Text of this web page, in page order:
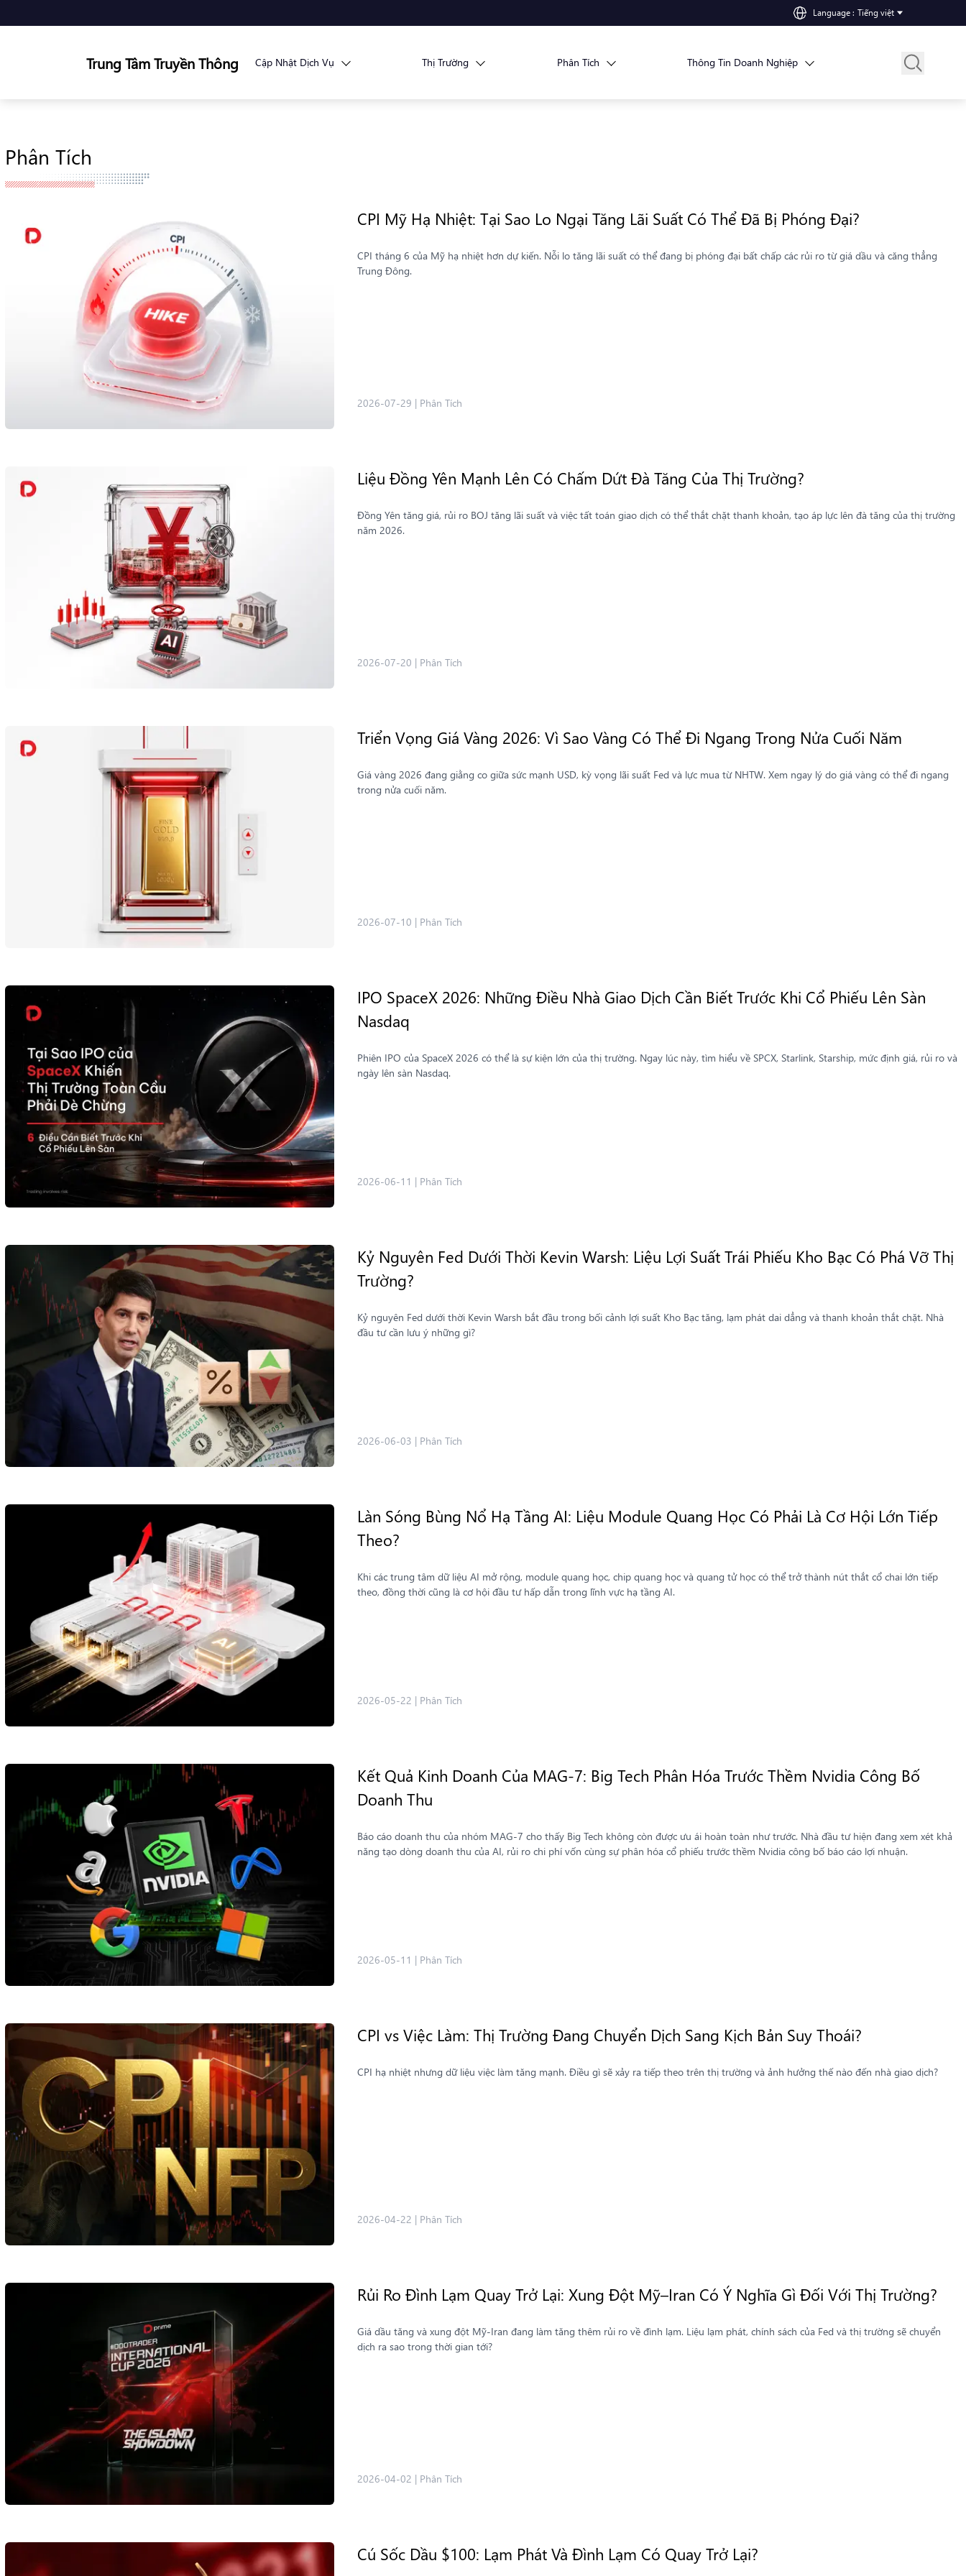
Language : Tiếng việt
Trung Tâm Truyền Thông Cập Nhật Dịch Vụ Thị Trường Phân Tích Thông Tin Doanh Nghiệp
Phân Tích
2026-07-29 | Phân Tích
CPI Mỹ Hạ Nhiệt: Tại Sao Lo Ngại Tăng Lãi Suất Có Thể Đã Bị Phóng Đại?
CPI tháng 6 của Mỹ hạ nhiệt hơn dự kiến. Nỗi lo tăng lãi suất có thể đang bị phóng đại bất chấp các rủi ro từ giá dầu và căng thẳng
Trung Đông.
2026-07-20 | Phân Tích
Liệu Đồng Yên Mạnh Lên Có Chấm Dứt Đà Tăng Của Thị Trường?
Đồng Yên tăng giá, rủi ro BOJ tăng lãi suất và việc tất toán giao dịch có thể thắt chặt thanh khoản, tạo áp lực lên đà tăng của thị trường
năm 2026.
2026-07-10 | Phân Tích
Triển Vọng Giá Vàng 2026: Vì Sao Vàng Có Thể Đi Ngang Trong Nửa Cuối Năm
Giá vàng 2026 đang giằng co giữa sức mạnh USD, kỳ vọng lãi suất Fed và lực mua từ NHTW. Xem ngay lý do giá vàng có thể đi ngang
trong nửa cuối năm.
2026-06-11 | Phân Tích
IPO SpaceX 2026: Những Điều Nhà Giao Dịch Cần Biết Trước Khi Cổ Phiếu Lên Sàn
Nasdaq
Phiên IPO của SpaceX 2026 có thể là sự kiện lớn của thị trường. Ngay lúc này, tìm hiểu về SPCX, Starlink, Starship, mức định giá, rủi ro và
ngày lên sàn Nasdaq.
2026-06-03 | Phân Tích
Kỷ Nguyên Fed Dưới Thời Kevin Warsh: Liệu Lợi Suất Trái Phiếu Kho Bạc Có Phá Vỡ Thị
Trường?
Kỷ nguyên Fed dưới thời Kevin Warsh bắt đầu trong bối cảnh lợi suất Kho Bạc tăng, lạm phát dai dẳng và thanh khoản thắt chặt. Nhà
đầu tư cần lưu ý những gì?
2026-05-22 | Phân Tích
Làn Sóng Bùng Nổ Hạ Tầng AI: Liệu Module Quang Học Có Phải Là Cơ Hội Lớn Tiếp
Theo?
Khi các trung tâm dữ liệu AI mở rộng, module quang học, chip quang học và quang tử học có thể trở thành nút thắt cổ chai lớn tiếp
theo, đồng thời cũng là cơ hội đầu tư hấp dẫn trong lĩnh vực hạ tầng AI.
2026-05-11 | Phân Tích
Kết Quả Kinh Doanh Của MAG-7: Big Tech Phân Hóa Trước Thềm Nvidia Công Bố
Doanh Thu
Báo cáo doanh thu của nhóm MAG-7 cho thấy Big Tech không còn được ưu ái hoàn toàn như trước. Nhà đầu tư hiện đang xem xét khả
năng tạo dòng doanh thu của AI, rủi ro chi phí vốn cùng sự phân hóa cổ phiếu trước thềm Nvidia công bố báo cáo lợi nhuận.
2026-04-22 | Phân Tích
CPI vs Việc Làm: Thị Trường Đang Chuyển Dịch Sang Kịch Bản Suy Thoái?
CPI hạ nhiệt nhưng dữ liệu việc làm tăng mạnh. Điều gì sẽ xảy ra tiếp theo trên thị trường và ảnh hưởng thế nào đến nhà giao dịch?
2026-04-02 | Phân Tích
Rủi Ro Đình Lạm Quay Trở Lại: Xung Đột Mỹ–Iran Có Ý Nghĩa Gì Đối Với Thị Trường?
Giá dầu tăng và xung đột Mỹ-Iran đang làm tăng thêm rủi ro về đình lạm. Liệu lạm phát, chính sách của Fed và thị trường sẽ chuyển
dịch ra sao trong thời gian tới?
Cú Sốc Dầu $100: Lạm Phát Và Đình Lạm Có Quay Trở Lại?